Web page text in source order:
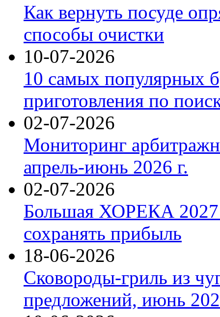
Как вернуть посуде
способы очистки
10-07-2026
10 самых популярных
приготовления по
02-07-2026
Мониторинг
апрель-июнь 2026 г.
02-07-2026
Большая ХОРЕКА 2027:
сохранять прибыль
18-06-2026
Сковороды-гриль из
предложений, июнь